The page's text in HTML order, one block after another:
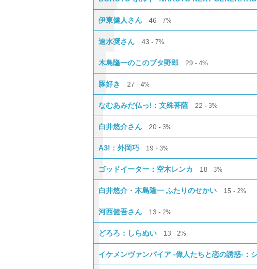
伊東健人さん 46 7%
速水奨さん 43 7%
木島隆一のこのブタ野郎 29 4%
豚好き 27 4%
なむあみだ仏っ!：文殊菩薩 22 3%
白井悠介さん 20 3%
A3!：外岡巧 19 3%
ゴッドイーター：空木レンカ 18 3%
白井悠介・木島隆一 ふたりのせかい 15 2%
河西健吾さん 13 2%
どろろ：しらぬい 13 2%
イケメンヴァンパイア -偉人たちと恋の誘惑-：